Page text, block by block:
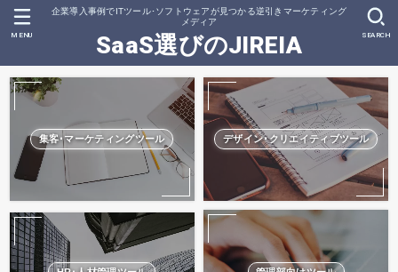
企業導入事例でITツール･ソフトウェアが見つかる逆引きマーケティング
メディア
SaaS選びのJIREIA SEARCH
MENU
集客･マーケティングツール デザイン･クリエイティブツール